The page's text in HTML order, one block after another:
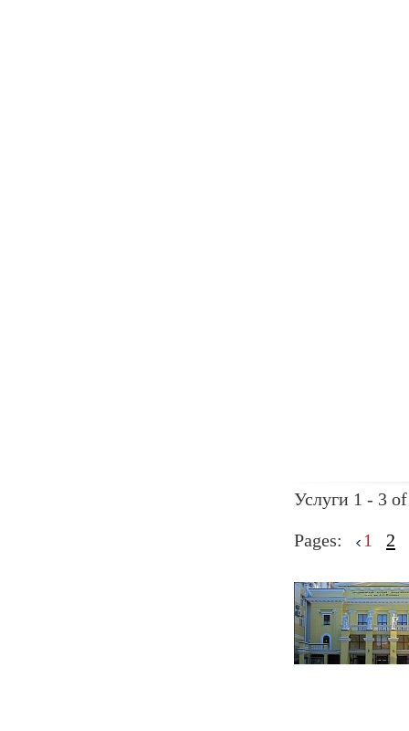
Услуги 1 - 3
Pages: 1 2